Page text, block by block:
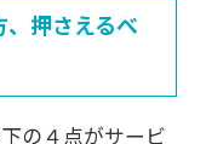
、押さえるべ
の４点がサービ